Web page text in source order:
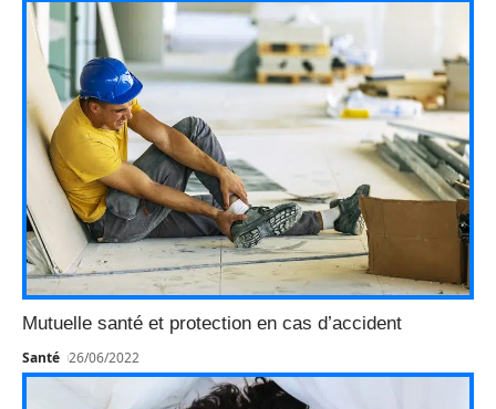
Mutuelle santé et protection en cas d’accident
Santé 26/06/2022